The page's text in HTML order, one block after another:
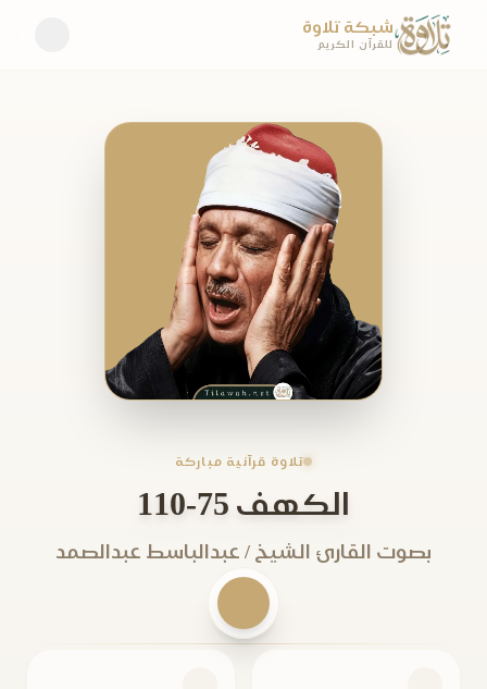
شبكة تلاوة
للقرآن الكريم
تلاوة قرآنية مباركة
الكهف 75-110
بصوت القارئ الشيخ / عبدالباسط عبدالصمد